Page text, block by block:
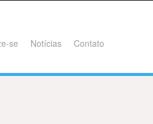
se Notícias Contato